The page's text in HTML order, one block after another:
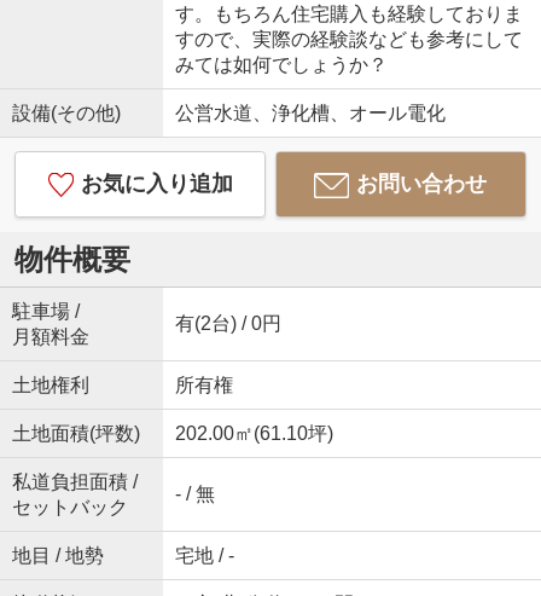
す。もちろん住宅購入も経験しておりま
すので、実際の経験談なども参考にして
みては如何でしょうか？
設備(その他) 公営水道、浄化槽、オール電化
お気に入り追加 お問い合わせ
物件概要
駐車場 /
月額料金
有(2台) / 0円
土地権利 所有権
土地面積(坪数) 202.00㎡(61.10坪)
私道負担面積 /
セットバック
- / 無
地目 / 地勢 宅地 / -